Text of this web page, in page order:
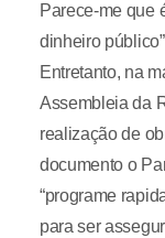
Parece-me que
dinheiro público”
Entretanto, na
Assembleia da
realização de
documento o
“programe
para ser